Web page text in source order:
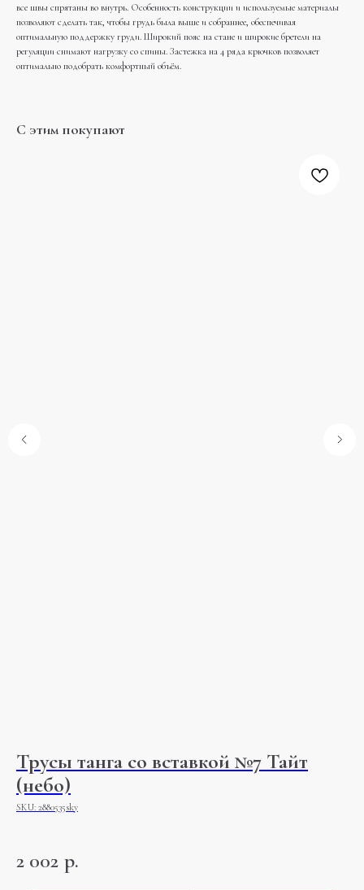
все швы спрятаны во внутрь. Особенность конструкции и используемые материалы
позволяют сделать так, чтобы грудь была выше и собраннее, обеспечивая
оптимальную поддержку груди. Широкий пояс на стане и широкие бретели на
регуляции снимают нагрузку со спины. Застежка на 4 ряда крючков позволяет
оптимально подобрать комфортный объём.
С этим покупают
Трусы танга со вставкой №7 Тайт
(небо)
SKU: 2880535sky
2 002 р.